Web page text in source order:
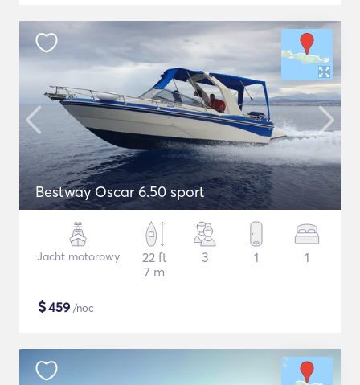
Bestway Oscar 6.50 sport
Jacht motorowy
22 ft
7 m
3 1 1
$459 /noc